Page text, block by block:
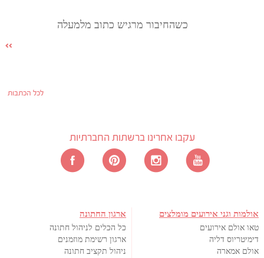
כשהחיבור מרגיש כתוב מלמעלה
לכל הכתבות
עקבו אחרינו ברשתות החברתיות
אולמות וגני אירועים מומלצים
טאו אולם אירועים
דימיטריוס דליה
אולם אמארה
ארגון החתונה
כל הכלים לניהול חתונה
ארגון רשימת מוזמנים
ניהול תקציב חתונה